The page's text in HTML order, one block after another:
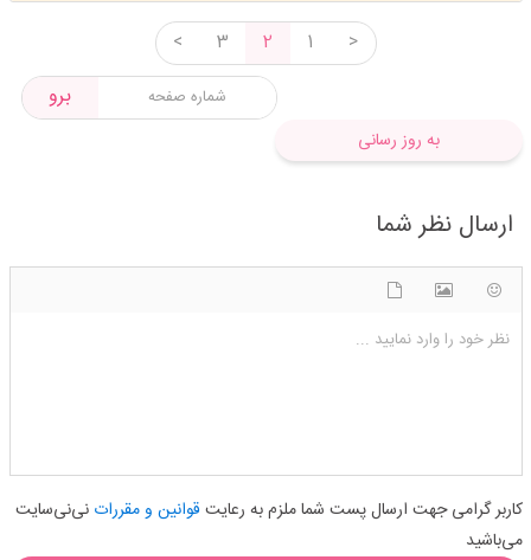
>
1
2
3
<
برو
به روز رسانی
ارسال نظر شما
نظر خود را وارد نمایید ...
کاربر گرامی جهت ارسال پست شما ملزم به رعایت قوانین و مقرراتنی‌نی‌سایت
می‌باشید